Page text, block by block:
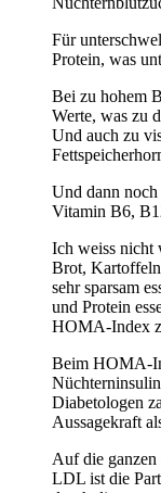
Für
Protein, was
Bei zu hohem
Werte, was zu
Und auch zu
Und dann
Vitamin B6,
Ich weiss nicht
Brot,
sehr sparsam
und Protein
HOMA-Index
Beim HOMA-
Diabetologen
Aussagekraft
Auf die ganzen
LDL ist die